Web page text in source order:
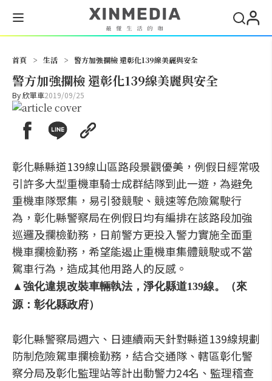
首頁 > 生活 > 警方加強攔檢 還彰化139線美麗與安全
警方加強攔檢 還彰化139線美麗與安全
By欣單車2019/09/25
彰化縣縣道139線山區路段景觀優美，例假日經常吸
引許多大型重機車騎士成群結隊到此一遊，為避免
重機車隊聚集，易引發競駛、競速等危險駕駛行
為，彰化縣警察局在例假日均有編排在該路段加強
巡邏及攔檢勤務，日前警方更投入警力實施全面重
機車攔檢勤務，希望能遏止重機車集體競駛或不當
駕車行為，造成其他用路人的反感。
▲強化違規改裝車輛執法，淨化縣道139線。（來
源：彰化縣政府）
彰化縣警察局週六、日連續兩天針對縣道139線規劃
防制危險駕車攔檢勤務，結合交通隊、轄區彰化警
察分局及彰化監理站等計出動警力24名、監理稽查